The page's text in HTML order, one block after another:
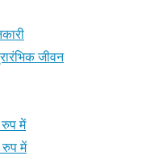
जीवन
रुप में
रुप में